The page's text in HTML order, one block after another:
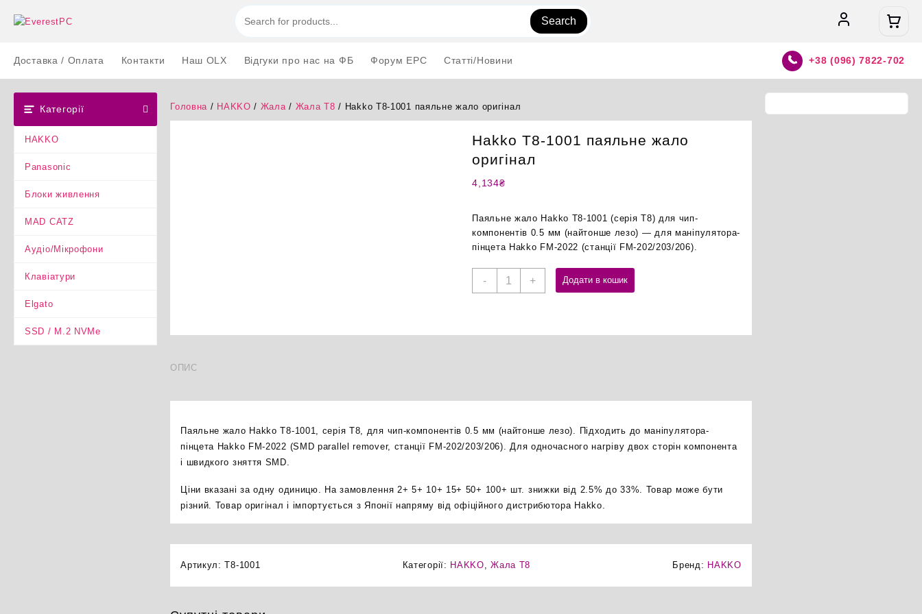
Search
Доставка / Оплата Контакти Наш OLX Відгуки про нас на ФБ Форум EPC Статті/Новини +38 (096) 7822-702
Категорії
HAKKO
Panasonic
Блоки живлення
MAD CATZ
Аудіо/Мікрофони
Клавіатури
Elgato
SSD / M.2 NVMe
Головна / HAKKO / Жала/ Жала T8 / Hakko T8-1001 паяльне жало оригінал
Hakko T8-1001 паяльне жало
оригінал
4,134₴
Паяльне жало Hakko T8-1001 (серія T8) для чип-
компонентів 0.5 мм (найтонше лезо) — для маніпулятора-
пінцета Hakko FM-2022 (станції FM-202/203/206).
-
Hakko
жало
+ Додати в кошик
ОПИС
Паяльне жало Hakko T8-1001, серія T8, для чип-компонентів 0.5 мм (найтонше лезо). Підходить до маніпулятора-
пінцета Hakko FM-2022 (SMD parallel remover, станції FM-202/203/206). Для одночасного нагріву двох сторін компонента
і швидкого зняття SMD.
Ціни вказані за одну одиницю. На замовлення 2+ 5+ 10+ 15+ 50+ 100+ шт. знижки від 2.5% до 33%. Товар може бути
різний. Товар оригінал і імпортується з Японії напряму від офіційного дистрибютора Hakko.
Артикул:T8-1001 Категорії: HAKKO,Жала T8 Бренд: HAKKO